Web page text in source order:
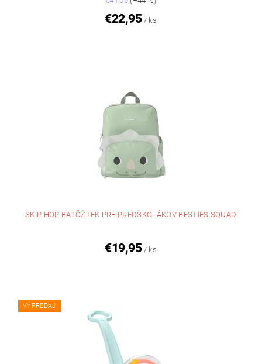
€22,95 / ks
SKIP HOP BATÔŽTEK PRE PREDŠKOLÁKOV BESTIES SQUAD
€19,95 / ks
VÝPREDAJ